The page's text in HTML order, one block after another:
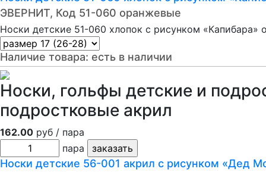
ЭВЕРНИТ, Код 51-060 оранжевые
Носки детские 51-060 хлопок с рисунком «Капибара»
Наличие товара: есть в наличии
Носки, гольфы детские и
подростковые акрил
162.00 руб / пара
пара
Носки детские 56-001 акрил с рисунком «Дед